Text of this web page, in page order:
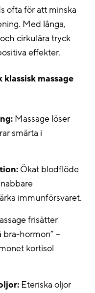
ofta för att minska
Med långa,
cirkulära tryck
effekter.
massage
Massage löser
smärta i
Ökat blodflöde
immunförsvaret.
frisätter
bra-hormon” –
kortisol
Eteriska oljor